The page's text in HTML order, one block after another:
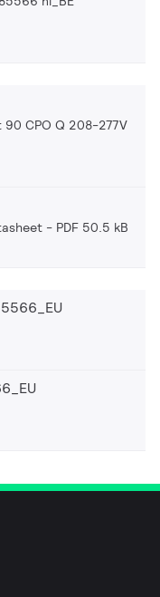
CPO Q 208-277V
PDF 50.5 kB